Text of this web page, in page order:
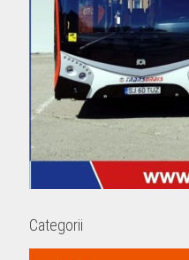
Categorii